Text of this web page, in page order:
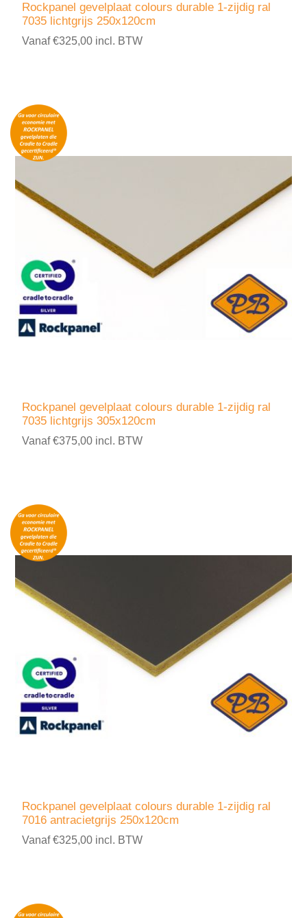
Rockpanel gevelplaat colours durable 1-zijdig ral
7035 lichtgrijs 250x120cm
Vanaf €325,00 incl. BTW
Rockpanel gevelplaat colours durable 1-zijdig ral
7035 lichtgrijs 305x120cm
Vanaf €375,00 incl. BTW
Rockpanel gevelplaat colours durable 1-zijdig ral
7016 antracietgrijs 250x120cm
Vanaf €325,00 incl. BTW